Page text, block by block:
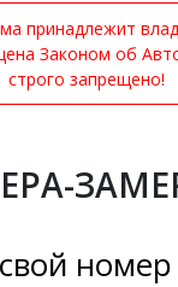
принадлежит
Законом об
строго запрещено!